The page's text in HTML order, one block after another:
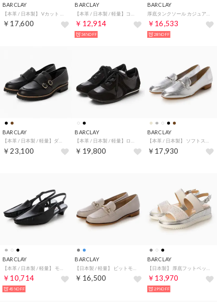
BARCLAY
￥17,600
BARCLAY
￥12,914
34%OFF
BARCLAY
￥16,533
28%OFF
BARCLAY
￥23,100
BARCLAY
￥19,800
BARCLAY
￥17,930
BARCLAY
￥10,714
45%OFF
BARCLAY
￥16,500
BARCLAY
￥13,970
29%OFF